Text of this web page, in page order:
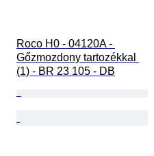
Roco H0 - 04120A -
Gőzmozdony tartozékkal
(1) - BR 23 105 - DB